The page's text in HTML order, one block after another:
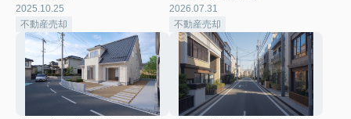
2025.10.25
不動産売却
2026.07.31
不動産売却